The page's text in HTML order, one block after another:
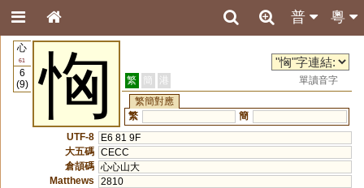
粵
普
心
61
6
(9)
恟 繁 簡 港
單讀音字
繁簡對應
繁
簡
UTF-8
E6 81 9F
大五碼 CECC
倉頡碼 心心山大
Matthews
2810